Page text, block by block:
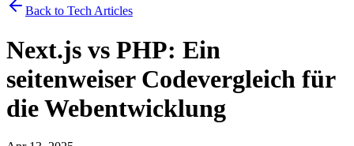
Back to Tech Articles
Next.js vs PHP: Ein
seitenweiser Codevergleich für
die Webentwicklung